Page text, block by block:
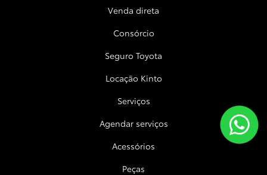
Venda direta
Consórcio
Seguro Toyota
Locação Kinto
Serviços
Agendar serviços
Acessórios
Peças